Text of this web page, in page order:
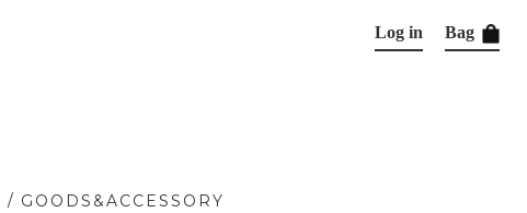
/ GOODS&ACCESSORY
Log in Bag